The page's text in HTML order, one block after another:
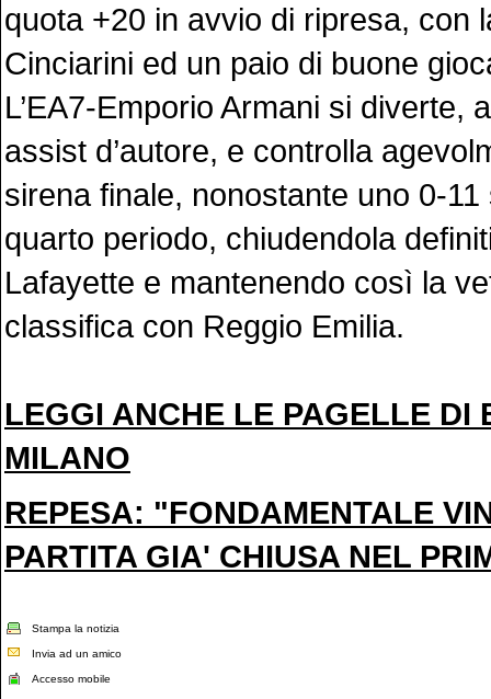
quota +20 in avvio di ripresa, con
Cinciarini ed un paio di buone
L’EA7-Emporio Armani si diverte,
assist d’autore, e controlla
sirena finale, nonostante uno 0-11
quarto periodo, chiudendola
Lafayette e mantenendo così la
classifica con Reggio Emilia.
LEGGI ANCHE LE PAGELLE DI
MILANO
REPESA: "FONDAMENTALE
PARTITA GIA' CHIUSA NEL
Stampa la notizia
Invia ad un amico
Accesso mobile